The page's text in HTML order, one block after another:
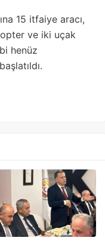
15 itfaiye aracı,
ve iki uçak
henüz